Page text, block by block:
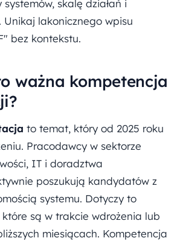
systemów, skalę działań i
Unikaj lakonicznego wpisu
bez kontekstu.
ważna kompetencja
to temat, który od 2025 roku
Pracodawcy w sektorze
IT i doradztwa
poszukują kandydatów z
systemu. Dotyczy to
które są w trakcie wdrożenia lub
miesiącach. Kompetencja